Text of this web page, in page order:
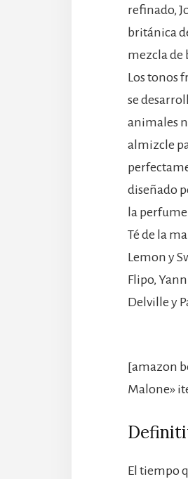
refinado,
británica
mezcla
Los tonos
se
animales
almizcle
diseñado
la
Té de la
Lemon y
Flipo,
Delville y
[amazon
Malone»
El tiempo